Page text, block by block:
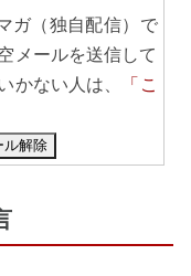
ガ（独自配信）で
メールを送信して
かない人は、
「こ
ル解除